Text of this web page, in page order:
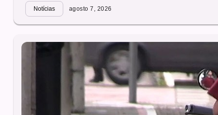
Notícias agosto 7, 2026